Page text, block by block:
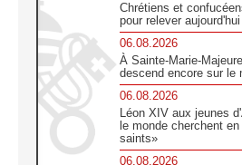
Chrétiens et
pour relever
06.08.2026
À Sainte-Marie-
descend encore sur le
06.08.2026
Léon XIV aux jeunes
le monde cherchent
saints»
06.08.2026